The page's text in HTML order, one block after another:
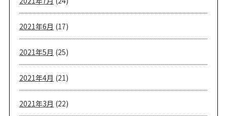
2021年6月 (17)
2021年5月 (25)
2021年4月 (21)
2021年3月 (22)